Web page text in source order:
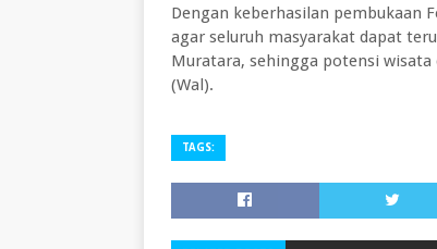
Dengan keberhasilan pembukaan
agar seluruh masyarakat dapat
Muratara, sehingga potensi
(Wal).
TAGS: